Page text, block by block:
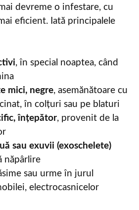
devreme o infestare, cu
eficient. Iată principalele
, în special noaptea, când
mici, negre, asemănătoare cu
în colțuri sau pe blaturi
înțepător, provenit de la
sau exuvii (exoschelete)
năpârlire
sau urme în jurul
electrocasnicelor